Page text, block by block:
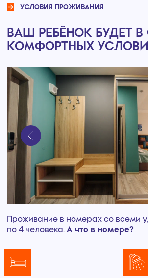
ДЕТСКАЯ СМЕНА
"Каникулы в стране Виталии" — это
полноценная лагерная смена с опытными
вожатыми, увлекательными
мероприятиями и заботой о здоровье.
Наша программа направлена на
оздоровление, отдых и развитие детей в
комфортных условиях санатория "Вита".
Забронировать